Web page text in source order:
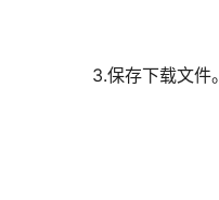
3.保存下载文件。